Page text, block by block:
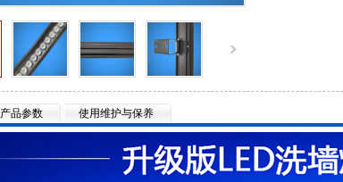
产品参数 使用维护与保养